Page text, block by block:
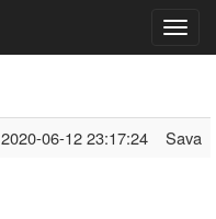
2020-06-12 23:17:24 Sava